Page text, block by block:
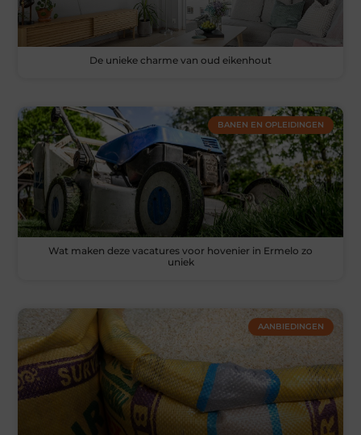
De unieke charme van oud eikenhout
BANEN EN OPLEIDINGEN
Wat maken deze vacatures voor hovenier in Ermelo zo
uniek
AANBIEDINGEN